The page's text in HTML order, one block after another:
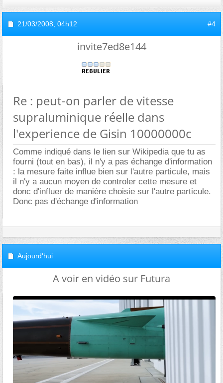
21/03/2008, 04h12 #4
invite7ed8e144
Re : peut-on parler de vitesse
supraluminique réelle dans
l'experience de Gisin 10000000c
Comme indiqué dans le lien sur Wikipedia que tu as
fourni (tout en bas), il n'y a pas échange d'information
: la mesure faite influe bien sur l'autre particule, mais
il n'y a aucun moyen de controler cette mesure et
donc d'influer de manière choisie sur l'autre particule.
Donc pas d'échange d'information
Aujourd'hui
A voir en vidéo sur Futura